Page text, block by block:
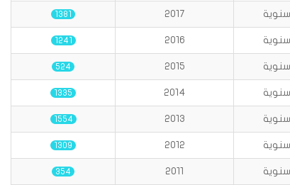
سنوية 2017
1381
سنوية 2016
1241
سنوية 2015
524
سنوية 2014
1335
سنوية 2013
1554
سنوية 2012
1309
سنوية 2011
354